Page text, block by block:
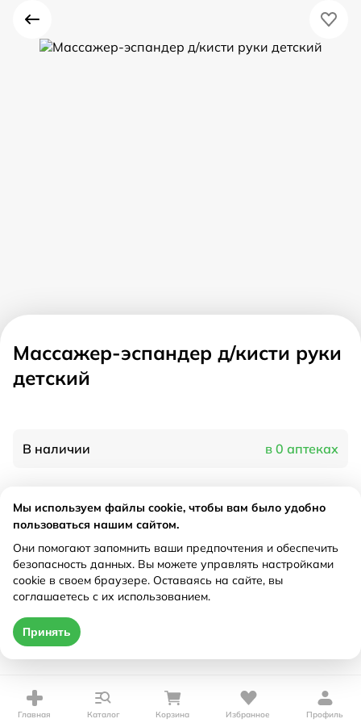
Массажер-эспандер д/кисти руки
детский
В наличии в 0 аптеках
Характеристики
Рецепт
Не требуется
Главная Каталог Корзина Избранное Профиль
Мы используем файлы cookie, чтобы вам было удобно
пользоваться нашим сайтом.
Они помогают запомнить ваши предпочтения и обеспечить
безопасность данных. Вы можете управлять настройками
cookie в своем браузере. Оставаясь на сайте, вы
соглашаетесь с их использованием.
Принять